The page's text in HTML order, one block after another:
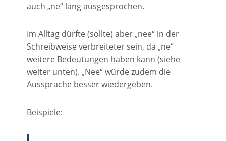
auch „ne“ lang ausgesprochen.
Im Alltag dürfte (sollte) aber „nee“ in der
Schreibweise verbreiteter sein, da „ne“
weitere Bedeutungen haben kann (siehe
weiter unten). „Nee“ würde zudem die
Aussprache besser wiedergeben.
Beispiele: